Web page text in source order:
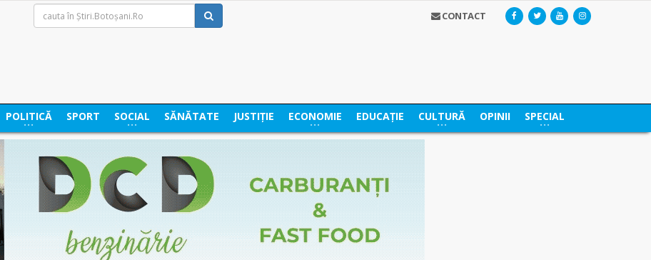
CONTACT
POLITICĂ SPORT SOCIAL SĂNĂTATE JUSTIȚIE ECONOMIE EDUCAȚIE CULTURĂ OPINII SPECIAL